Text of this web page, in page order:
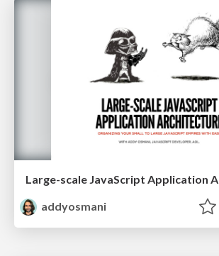
Large-scale JavaScript Application
addyosmani